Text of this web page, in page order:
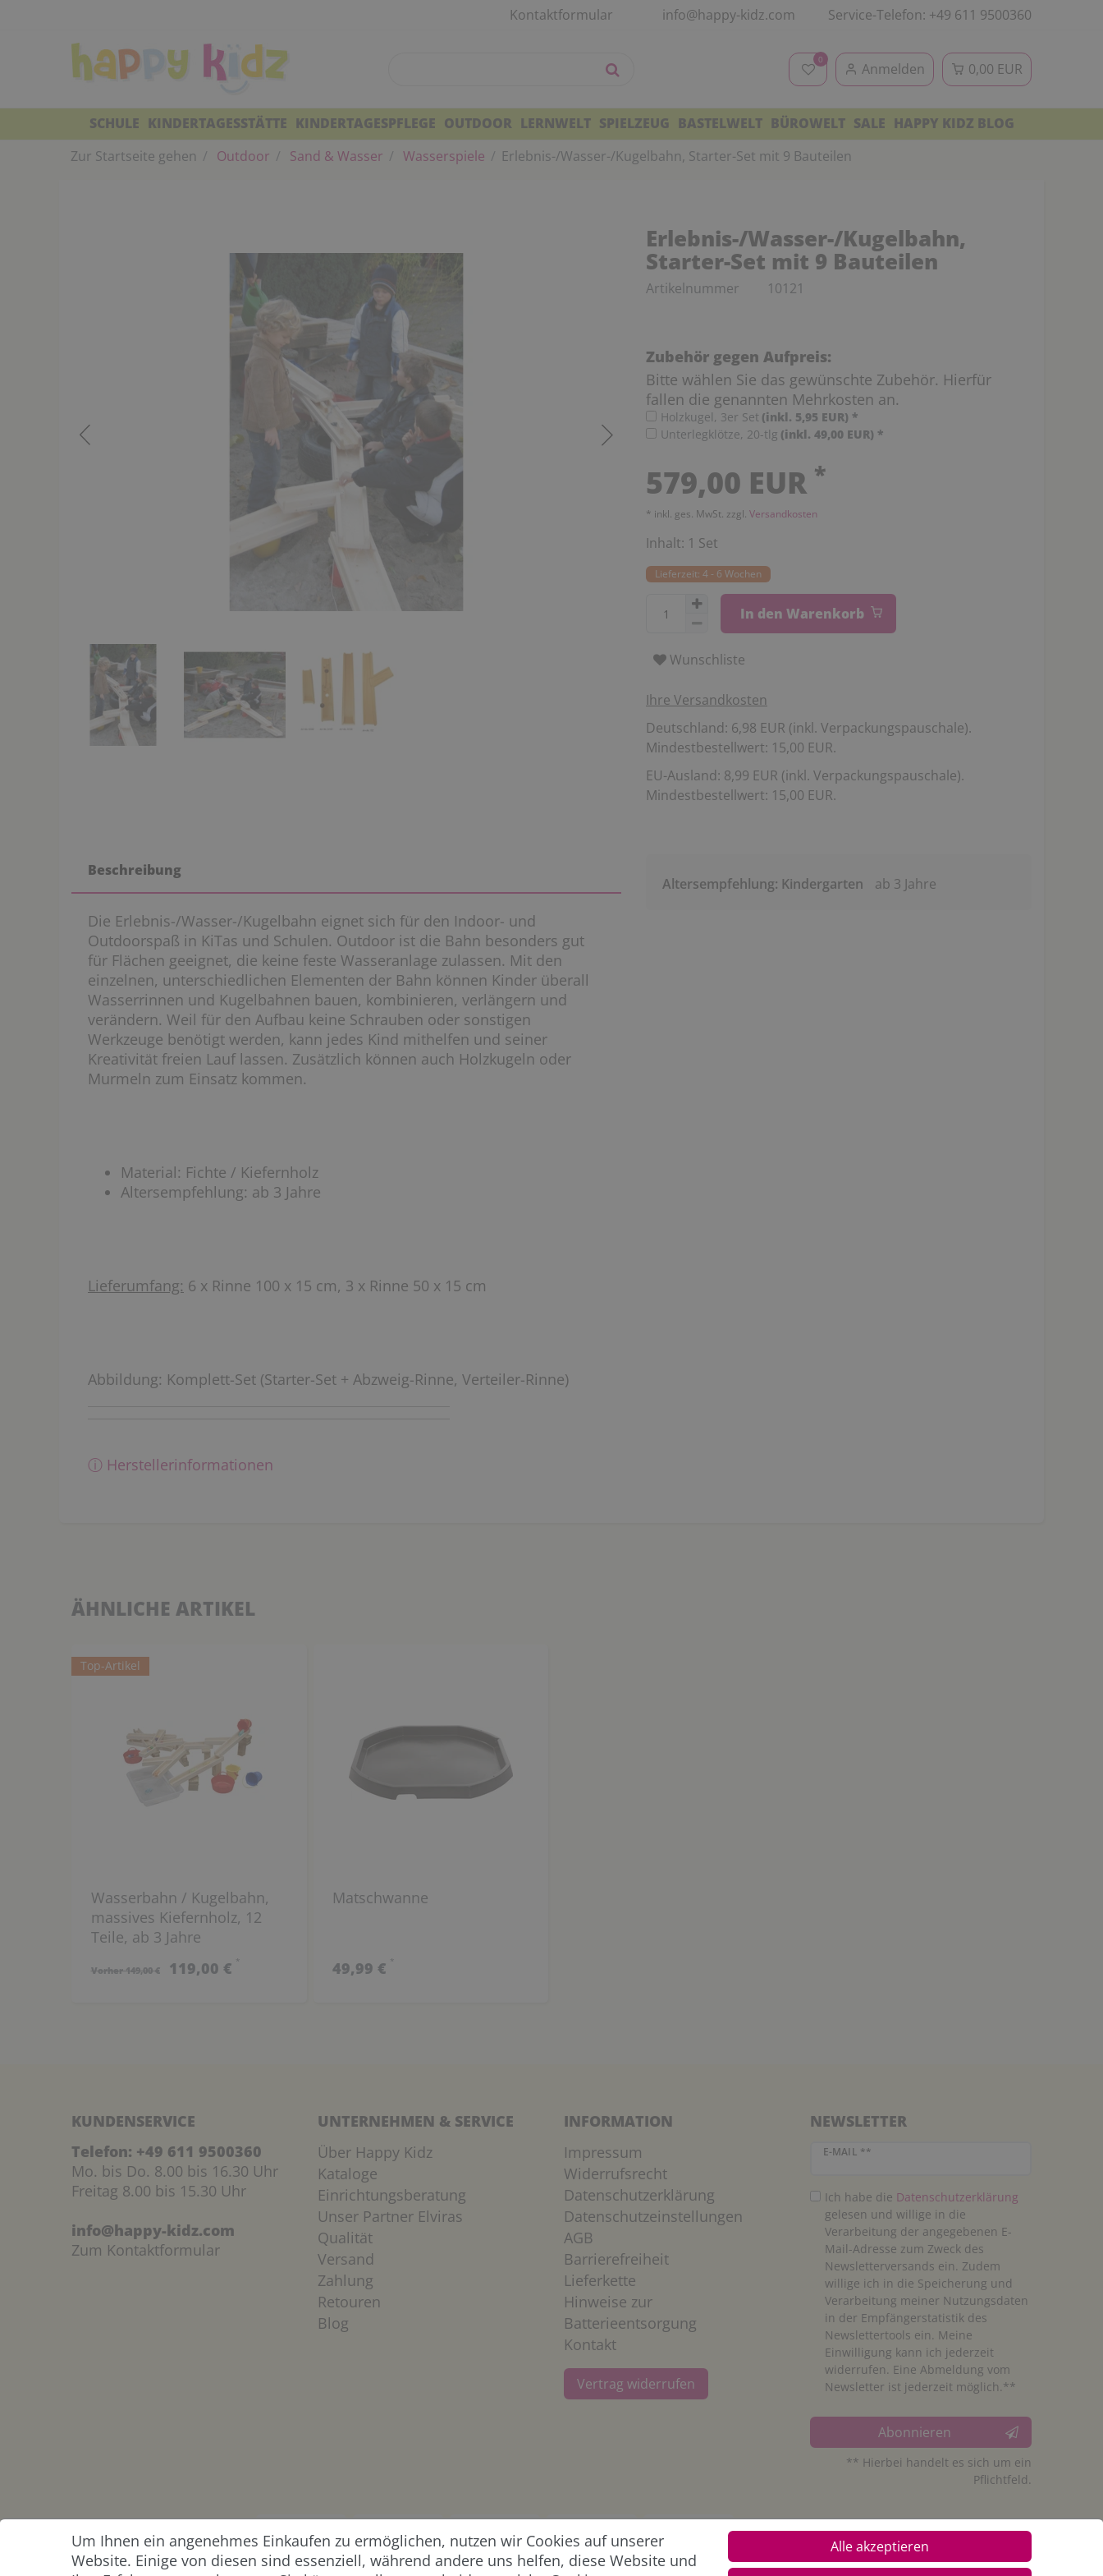
Kontaktformular info@happy-kidz.com Service-Telefon: +49 611 9500360
0
Anmelden 0,00 EUR
SCHULE KINDERTAGESSTÄTTE KINDERTAGESPFLEGE OUTDOOR LERNWELT SPIELZEUG BASTELWELT BÜROWELT SALE HAPPY KIDZ BLOG
Zur Startseite gehen
Outdoor Sand & Wasser Wasserspiele Erlebnis-/Wasser-/Kugelbahn, Starter-Set mit 9 Bauteilen
Erlebnis-/Wasser-/Kugelbahn,
Starter-Set mit 9 Bauteilen
Artikelnummer 10121
Zubehör gegen Aufpreis:
Bitte wählen Sie das gewünschte Zubehör. Hierfür
fallen die genannten Mehrkosten an.
Holzkugel, 3er Set (inkl. 5,95 EUR) *
Unterlegklötze, 20-tlg (inkl. 49,00 EUR) *
579,00 EUR *
* inkl. ges. MwSt. zzgl. Versandkosten
Inhalt: 1 Set
Lieferzeit: 4 - 6 Wochen
In den Warenkorb
Wunschliste
Ihre Versandkosten
Deutschland: 6,98 EUR (inkl. Verpackungspauschale).
Mindestbestellwert: 15,00 EUR.
EU-Ausland: 8,99 EUR (inkl. Verpackungspauschale).
Mindestbestellwert: 15,00 EUR.
Beschreibung
Die Erlebnis-/Wasser-/Kugelbahn eignet sich für den Indoor- und
Outdoorspaß in KiTas und Schulen. Outdoor ist die Bahn besonders gut
für Flächen geeignet, die keine feste Wasseranlage zulassen. Mit den
einzelnen, unterschiedlichen Elementen der Bahn können Kinder überall
Wasserrinnen und Kugelbahnen bauen, kombinieren, verlängern und
verändern. Weil für den Aufbau keine Schrauben oder sonstigen
Werkzeuge benötigt werden, kann jedes Kind mithelfen und seiner
Kreativität freien Lauf lassen. Zusätzlich können auch Holzkugeln oder
Murmeln zum Einsatz kommen.
Material: Fichte / Kiefernholz
Altersempfehlung: ab 3 Jahre
Lieferumfang: 6 x Rinne 100 x 15 cm, 3 x Rinne 50 x 15 cm
Abbildung: Komplett-Set (Starter-Set + Abzweig-Rinne, Verteiler-Rinne)
ⓘ Herstellerinformationen
Altersempfehlung: Kindergarten ab 3 Jahre
ÄHNLICHE ARTIKEL
Top-Artikel
Wasserbahn / Kugelbahn,
massives Kiefernholz, 12
Teile, ab 3 Jahre
Vorher 149,00 € 119,00 € *
Matschwanne
49,99 € *
KUNDENSERVICE
Telefon: +49 611 9500360
Mo. bis Do. 8.00 bis 16.30 Uhr
Freitag 8.00 bis 15.30 Uhr
info@happy-kidz.com
Zum Kontaktformular
UNTERNEHMEN & SERVICE
Über Happy Kidz
Kataloge
Einrichtungsberatung
Unser Partner Elviras
Qualität
Versand
Zahlung
Retouren
Blog
INFORMATION
Impressum
Widerrufsrecht
Datenschutzerklärung
Datenschutzeinstellungen
AGB
Barrierefreiheit
Lieferkette
Hinweise zur
Batterieentsorgung
Kontakt
Vertrag widerrufen
NEWSLETTER
E-MAIL **
Newsletter Honig
Ich habe die Daten­schutz­erklärung
gelesen und willige in die
Verarbeitung der angegebenen E-
Mail-Adresse zum Zweck des
Newsletterversands ein. Zudem
willige ich in die Speicherung und
Verarbeitung meiner Nutzungsdaten
in der Empfängerstatistik des
Newslettertools ein. Meine
Einwilligung kann ich jederzeit
widerrufen. Eine Abmeldung vom
Newsletter ist jederzeit möglich.**
Abonnieren
** Hierbei handelt es sich um ein
Pflichtfeld.
ZAHLUNG &
VERSAND
Um Ihnen ein angenehmes Einkaufen zu ermöglichen, nutzen wir Cookies auf unserer
Website. Einige von diesen sind essenziell, während andere uns helfen, diese Website und
Alle akzeptieren